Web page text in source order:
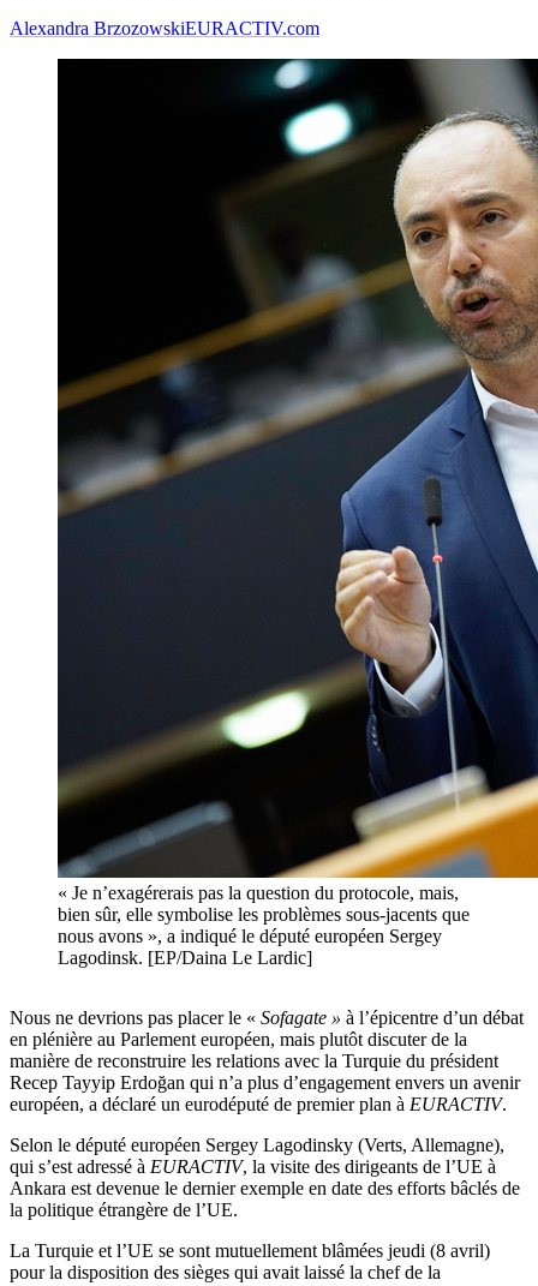
Alexandra BrzozowskiEURACTIV.com
« Je n’exagérerais pas la question du protocole, mais,
bien sûr, elle symbolise les problèmes sous-jacents que
nous avons », a indiqué le député européen Sergey
Lagodinsk. [EP/Daina Le Lardic]
Nous ne devrions pas placer le « Sofagate » à l’épicentre d’un débat
en plénière au Parlement européen, mais plutôt discuter de la
manière de reconstruire les relations avec la Turquie du président
Recep Tayyip Erdoğan qui n’a plus d’engagement envers un avenir
européen, a déclaré un eurodéputé de premier plan à EURACTIV.
Selon le député européen Sergey Lagodinsky (Verts, Allemagne),
qui s’est adressé à EURACTIV, la visite des dirigeants de l’UE à
Ankara est devenue le dernier exemple en date des efforts bâclés de
la politique étrangère de l’UE.
La Turquie et l’UE se sont mutuellement blâmées jeudi (8 avril)
pour la disposition des sièges qui avait laissé la chef de la